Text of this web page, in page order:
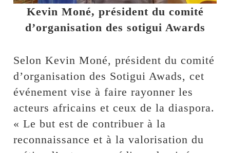
Kevin Moné, président du comité
d’organisation des sotigui Awards
Selon Kevin Moné, président du comité
d’organisation des Sotigui Awads, cet
événement vise à faire rayonner les
acteurs africains et ceux de la diaspora.
« Le but est de contribuer à la
reconnaissance et à la valorisation du